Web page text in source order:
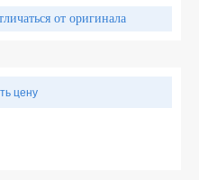
от оригинала
цену